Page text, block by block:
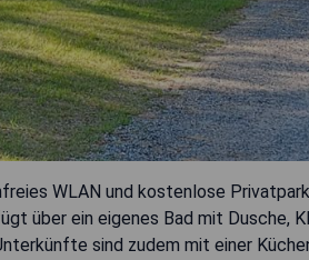
WLAN und kostenlose
über ein eigenes Bad mit Dusche,
sind zudem mit einer